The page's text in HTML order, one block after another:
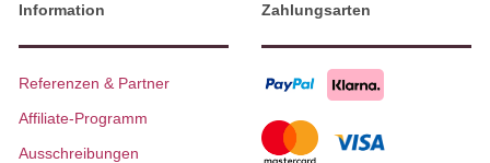
Information
Referenzen & Partner
Affiliate-Programm
Ausschreibungen
Zahlungsarten